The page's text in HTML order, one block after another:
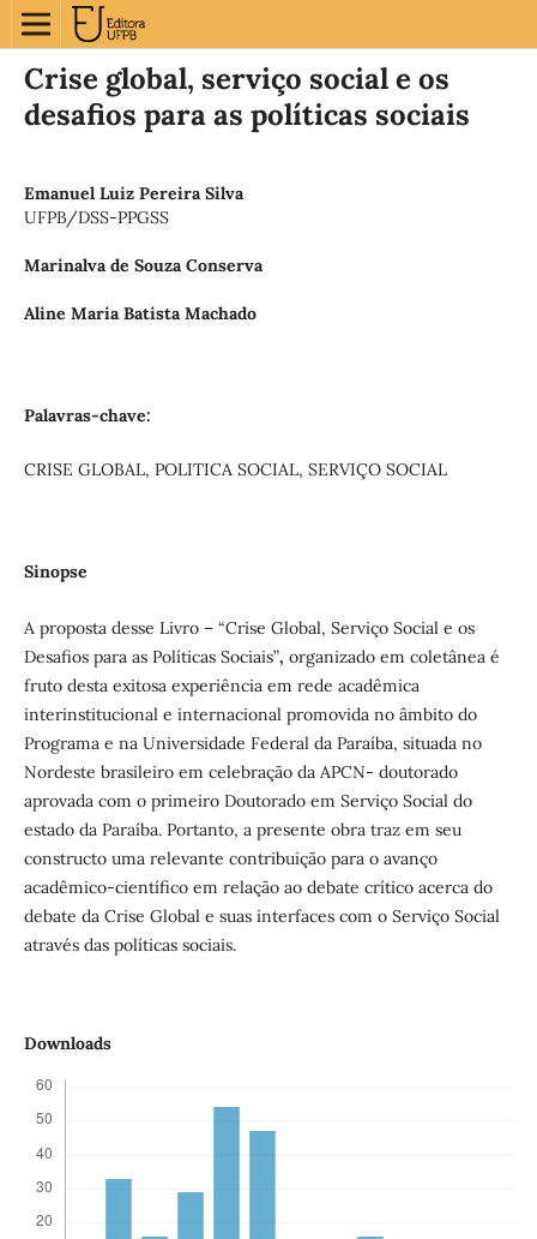
Crise global, serviço social e os
desafios para as políticas sociais
Emanuel Luiz Pereira Silva
UFPB/DSS-PPGSS
Marinalva de Souza Conserva
Aline Maria Batista Machado
Palavras-chave:
CRISE GLOBAL, POLITICA SOCIAL, SERVIÇO SOCIAL
Sinopse
A proposta desse Livro – “Crise Global, Serviço Social e os
Desafios para as Políticas Sociais”, organizado em coletânea é
fruto desta exitosa experiência em rede acadêmica
interinstitucional e internacional promovida no âmbito do
Programa e na Universidade Federal da Paraíba, situada no
Nordeste brasileiro em celebração da APCN- doutorado
aprovada com o primeiro Doutorado em Serviço Social do
estado da Paraíba. Portanto, a presente obra traz em seu
constructo uma relevante contribuição para o avanço
acadêmico-científico em relação ao debate crítico acerca do
debate da Crise Global e suas interfaces com o Serviço Social
através das políticas sociais.
Downloads